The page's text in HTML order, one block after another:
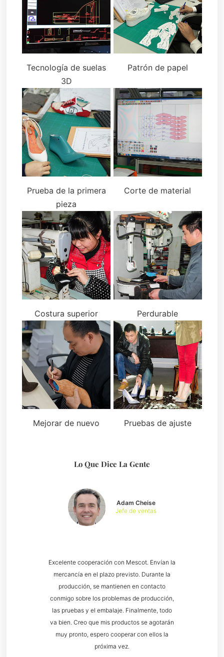
Tecnología de suelas
3D
Patrón de papel
Prueba de la primera
pieza
Corte de material
Costura superior Perdurable
Mejorar de nuevo Pruebas de ajuste
Lo Que Dice La Gente
Excelente cooperación con Mescot. Envían la
mercancía en el plazo previsto. Durante la
producción, se mantienen en contacto
conmigo sobre los problemas de producción,
las pruebas y el embalaje. Finalmente, todo
va bien. Creo que mis productos se agotarán
muy pronto, espero cooperar con ellos la
próxima vez.
Adam Cheise
Jefe de ventas